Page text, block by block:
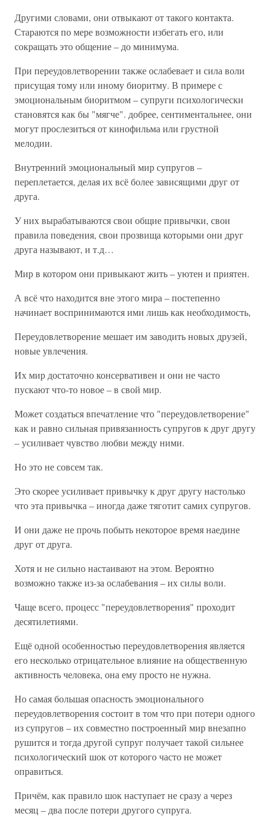
Другими словами, они отвыкают от такого контакта.
Стараются по мере возможности избегать его, или
сокращать это общение – до минимума.
При переудовлетворении также ослабевает и сила воли
присущая тому или иному биоритму. В примере с
эмоциональным биоритмом – супруги психологически
становятся как бы "мягче". добрее, сентиментальнее, они
могут прослезиться от кинофильма или грустной
мелодии.
Внутренний эмоциональный мир супругов –
переплетается, делая их всё более зависящими друг от
друга.
У них вырабатываются свои общие привычки, свои
правила поведения, свои прозвища которыми они друг
друга называют, и т.д…
Мир в котором они привыкают жить – уютен и приятен.
А всё что находится вне этого мира – постепенно
начинает воспринимаются ими лишь как необходимость,
Переудовлетворение мешает им заводить новых друзей,
новые увлечения.
Их мир достаточно консервативен и они не часто
пускают что-то новое – в свой мир.
Может создаться впечатление что "переудовлетворение"
как и равно сильная привязанность супругов к друг другу
– усиливает чувство любви между ними.
Но это не совсем так.
Это скорее усиливает привычку к друг другу настолько
что эта привычка – иногда даже тяготит самих супругов.
И они даже не прочь побыть некоторое время наедине
друг от друга.
Хотя и не сильно настаивают на этом. Вероятно
возможно также из-за ослабевания – их силы воли.
Чаще всего, процесс "переудовлетворения" проходит
десятилетиями.
Ещё одной особенностью переудовлетворения является
его несколько отрицательное влияние на общественную
активность человека, она ему просто не нужна.
Но самая большая опасность эмоционального
переудовлетворения состоит в том что при потери одного
из супругов – их совместно построенный мир внезапно
рушится и тогда другой супруг получает такой сильнее
психологический шок от которого часто не может
оправиться.
Причём, как правило шок наступает не сразу а через
месяц – два после потери другого супруга.